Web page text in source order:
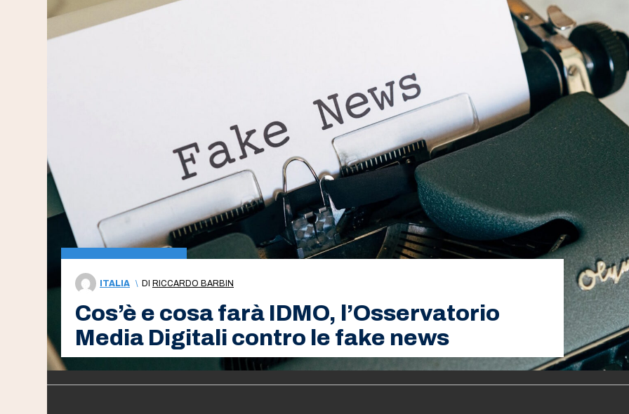
ITALIA \ DI RICCARDO BARBIN
Cos’è e cosa farà IDMO, l’Osservatorio
Media Digitali contro le fake news